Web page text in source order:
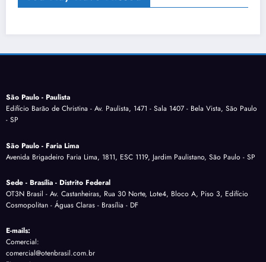
São Paulo - Paulista
Edifício Barão de Christina - Av. Paulista, 1471 - Sala 1407 - Bela Vista, São Paulo
- SP
São Paulo - Faria Lima
Avenida Brigadeiro Faria Lima, 1811, ESC 1119, Jardim Paulistano, São Paulo - SP
Sede - Brasília - Distrito Federal
OT3N Brasil - Av. Castanheiras, Rua 30 Norte, Lote4, Bloco A, Piso 3, Edifício
Cosmopolitan - Águas Claras - Brasília - DF
E-mails:
Comercial:
comercial@otenbrasil.com.br